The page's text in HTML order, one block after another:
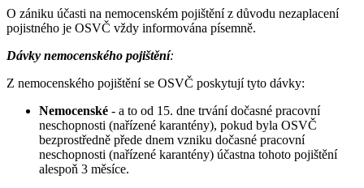
O zániku účasti na nemocenském pojištění z důvodu nezaplacení
pojistného je OSVČ vždy informována písemně.
Dávky nemocenského pojištění:
Z nemocenského pojištění se OSVČ poskytují tyto dávky:
Nemocenské - a to od 15. dne trvání dočasné pracovní
neschopnosti (nařízené karantény), pokud byla OSVČ
bezprostředně přede dnem vzniku dočasné pracovní
neschopnosti (nařízené karantény) účastna tohoto pojištění
alespoň 3 měsíce.